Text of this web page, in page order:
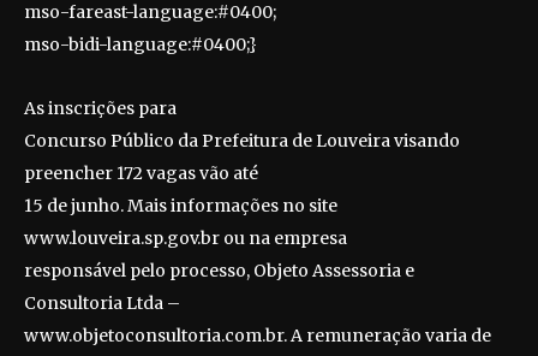
mso-fareast-language:#0400;
mso-bidi-language:#0400;}
As inscrições para
Concurso Público da Prefeitura de Louveira visando
preencher 172 vagas vão até
15 de junho. Mais informações no site
www.louveira.sp.gov.br ou na empresa
responsável pelo processo, Objeto Assessoria e
Consultoria Ltda –
www.objetoconsultoria.com.br. A remuneração varia de